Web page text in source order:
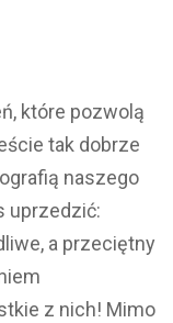
które pozwolą
tak dobrze
naszego
uprzedzić:
a przeciętny
z nich! Mimo